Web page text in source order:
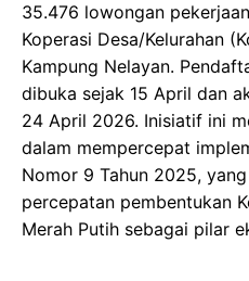
35.476 lowongan
Koperasi Desa/Kelurahan
Kampung Nelayan.
dibuka sejak 15 April dan
24 April 2026. Inisiatif ini
dalam mempercepat
Nomor 9 Tahun 2025,
percepatan pembentukan
Merah Putih sebagai pilar